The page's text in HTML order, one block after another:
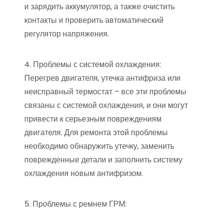
и зарядить аккумулятор, а также очистить
контакты и проверить автоматический
регулятор напряжения.
4. Проблемы с системой охлаждения:
Перегрев двигателя, утечка антифриза или
неисправный термостат – все эти проблемы
связаны с системой охлаждения, и они могут
привести к серьезным повреждениям
двигателя. Для ремонта этой проблемы
необходимо обнаружить утечку, заменить
поврежденные детали и заполнить систему
охлаждения новым антифризом.
5. Проблемы с ремнем ГРМ: